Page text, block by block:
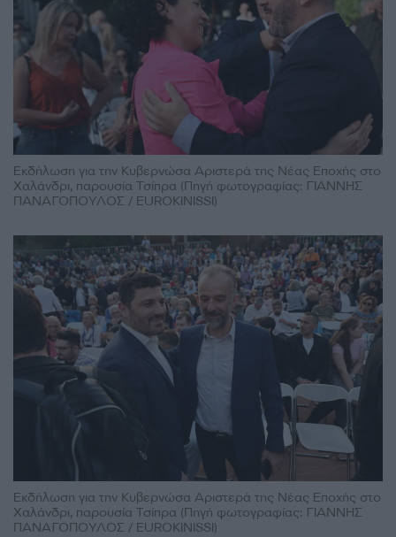
Εκδήλωση για την Κυβερνώσα Αριστερά της Νέας Εποχής στο
Χαλάνδρι, παρουσία Τσίπρα (Πηγή φωτογραφίας: ΓΙΑΝΝΗΣ
ΠΑΝΑΓΟΠΟΥΛΟΣ / EUROKINISSI)
Εκδήλωση για την Κυβερνώσα Αριστερά της Νέας Εποχής στο
Χαλάνδρι, παρουσία Τσίπρα (Πηγή φωτογραφίας: ΓΙΑΝΝΗΣ
ΠΑΝΑΓΟΠΟΥΛΟΣ / EUROKINISSI)